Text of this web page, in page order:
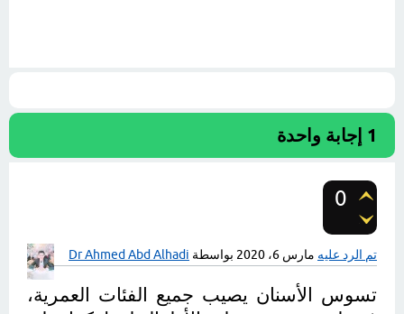
1 إجابة واحدة
0
تم الرد عليه مارس 6، 2020 بواسطة Dr Ahmed Abd Alhadi